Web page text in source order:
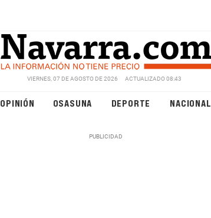
VIERNES, 07 DE AGOSTO DE 2026 ACTUALIZADO 08:43
OPINIÓN OSASUNA DEPORTE NACIONAL